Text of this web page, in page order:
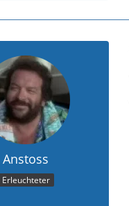
Anstoss
Erleuchteter